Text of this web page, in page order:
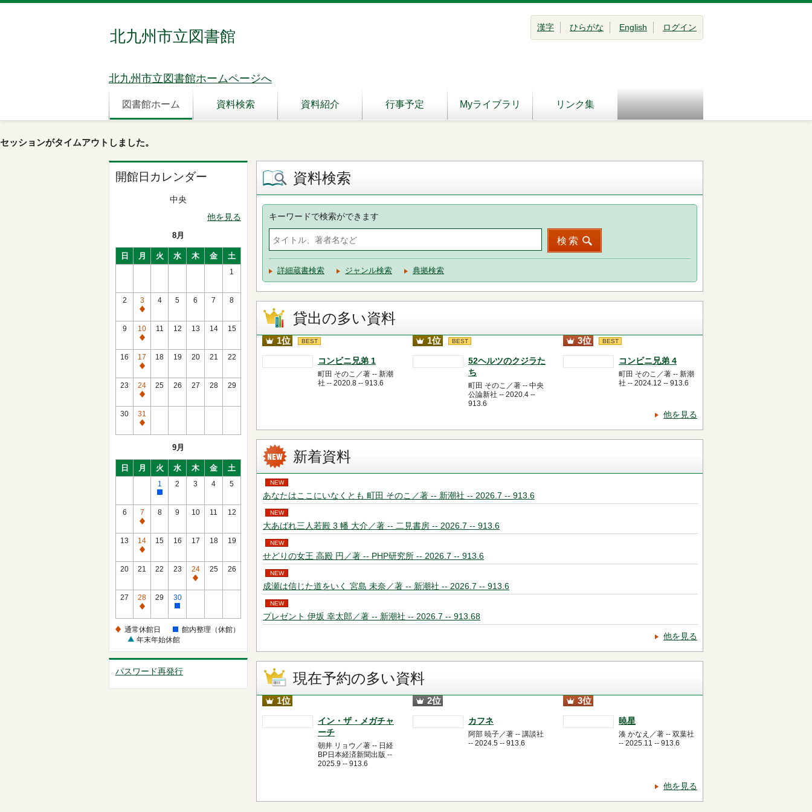
北九州市立図書館
北九州市立図書館ホームページへ
図書館ホーム 資料検索 資料紹介 行事予定 Myライブラリ リンク集
漢字 ひらがな English ログイン
セッションがタイムアウトしました。
開館日カレンダー
中央
他を見る
8月
日 月 火 水 木 金 土
1
2
3
通
常
休
館
日
4 5 6 7 8
9
10
通
常
休
館
日
11 12 13 14 15
16
17
通
常
休
館
日
18 19 20 21 22
23
24
通
常
休
館
25 26 27 28 29
30
31
通
館
日
9月
日 月 火 水 木 金 土
1
館
内
理
2 3 4 5
6
7
通
常
休
館
8 9 10 11 12
13
14
通
常
館
日
15 16 17 18 19
20 21 22 23
24
通
館
日
25 26
27
28
通
休
日
29
30
館
整
（休
館）
通常休館日
館内整理（休館）
年末年始休館
パスワード再発行
資料検索
キーワードで検索ができます
検索
詳細蔵書検索 ジャンル検索 典拠検索
貸出の多い資料
1位 BEST
コンビニ兄弟 1
町田 そのこ／著 -- 新潮
社 -- 2020.8 -- 913.6
1位 BEST
52ヘルツのクジラた
ち
町田 そのこ／著 -- 中央
公論新社 -- 2020.4 --
913.6
3位 BEST
コンビニ兄弟 4
町田 そのこ／著 -- 新潮
社 -- 2024.12 -- 913.6
他を見る
新着資料
NEW
あなたはここにいなくとも 町田 そのこ／著 -- 新潮社 -- 2026.7 -- 913.6
NEW
大あばれ三人若殿 3 幡 大介／著 -- 二見書房 -- 2026.7 -- 913.6
NEW
せどりの女王 高殿 円／著 -- PHP研究所 -- 2026.7 -- 913.6
NEW
成瀬は信じた道をいく 宮島 未奈／著 -- 新潮社 -- 2026.7 -- 913.6
NEW
プレゼント 伊坂 幸太郎／著 -- 新潮社 -- 2026.7 -- 913.68
他を見る
現在予約の多い資料
1位
イン・ザ・メガチャ
ーチ
朝井 リョウ／著 -- 日経
BP日本経済新聞出版 --
2025.9 -- 913.6
2位
カフネ
阿部 暁子／著 -- 講談社
-- 2024.5 -- 913.6
3位
暁星
湊 かなえ／著 -- 双葉社
-- 2025.11 -- 913.6
他を見る